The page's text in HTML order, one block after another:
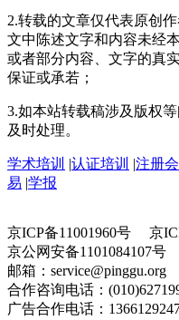
2.转载的文章仅代表原创
文中陈述文字和内容未经
或者部分内容、文字的真
保证或承若；
3.如本站转载稿涉及版权
及时处理。
学术培训 |认证培训 |注册
易 |学报
京ICP备11001960号 京
京公网安备1101084107
邮箱：service@pinggu.org
合作咨询电话：
广告合作电话：